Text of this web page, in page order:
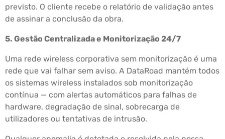
previsto. O cliente recebe o relatório de validação antes
de assinar a conclusão da obra.
5. Gestão Centralizada e Monitorização 24/7
Uma rede wireless corporativa sem monitorização é uma
rede que vai falhar sem aviso. A DataRoad mantém todos
os sistemas wireless instalados sob monitorização
contínua — com alertas automáticos para falhas de
hardware, degradação de sinal, sobrecarga de
utilizadores ou tentativas de intrusão.